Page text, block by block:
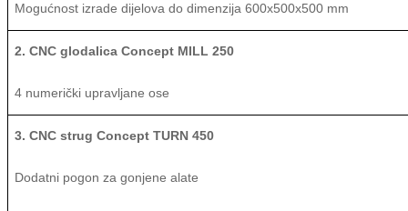
Mogućnost izrade dijelova do dimenzija 600x500x500 mm
2. CNC glodalica Concept MILL 250
4 numerički upravljane ose
3. CNC strug Concept TURN 450
Dodatni pogon za gonjene alate